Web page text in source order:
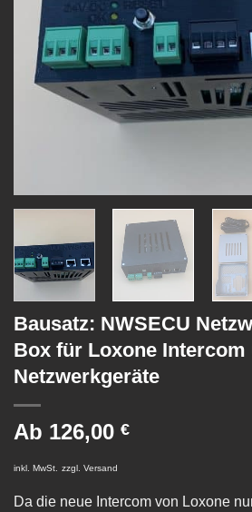
Bausatz: NWSECU
Box für Loxone Intercom
Netzwerkgeräte
Ab 126,00 €
inkl. MwSt. zzgl. Versand
Da die neue Intercom von Loxone